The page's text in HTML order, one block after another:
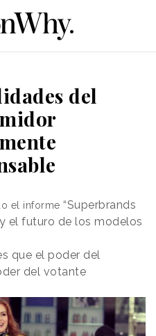
del
el informe “Superbrands
el futuro de los modelos
que el poder del
del votante